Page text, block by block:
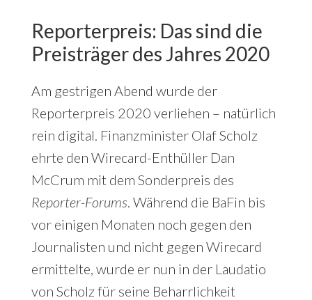
Reporterpreis: Das sind die
Preisträger des Jahres 2020
Am gestrigen Abend wurde der
Reporterpreis 2020 verliehen – natürlich
rein digital. Finanzminister Olaf Scholz
ehrte den Wirecard-Enthüller Dan
McCrum mit dem Sonderpreis des
Reporter-Forums . Während die BaFin bis
vor einigen Monaten noch gegen den
Journalisten und nicht gegen Wirecard
ermittelte, wurde er nun in der Laudatio
von Scholz für seine Beharrlichkeit